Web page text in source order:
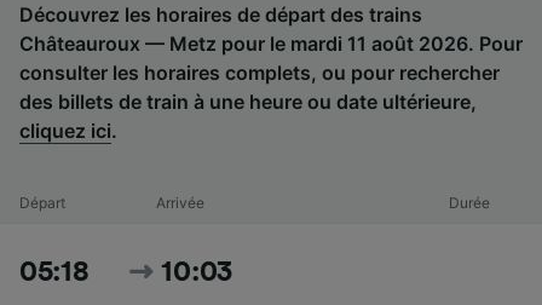
Découvrez les horaires de départ des trains
Châteauroux — Metz pour le mardi 11 août 2026. Pour
consulter les horaires complets, ou pour rechercher
des billets de train à une heure ou date ultérieure,
cliquez ici.
Départ Arrivée Durée
05:18 10:03